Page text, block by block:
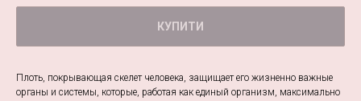
КУПИТИ
Плоть, покрывающая скелет человека, защищает его жизненно важные
органы и системы, которые, работая как единый организм, максимально